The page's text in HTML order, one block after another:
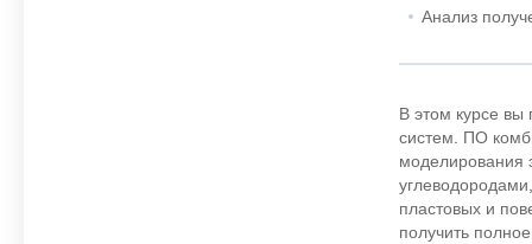
Анализ
В этом курсе
систем. ПО
моделирования
пластовых и
получить